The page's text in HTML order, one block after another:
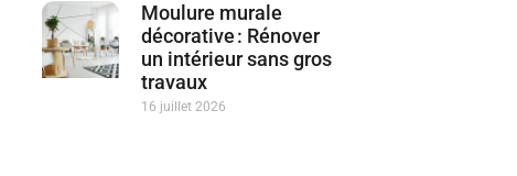
Moulure murale
décorative : Rénover
un intérieur sans gros
travaux
16 juillet 2026